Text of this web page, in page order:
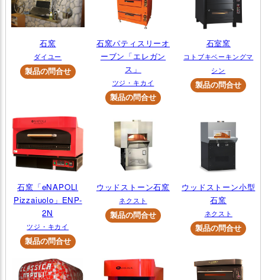
石窯
ダイユー
石窯パティスリーオ
ーブン「エレガン
ス」
ツジ・キカイ
石室窯
コトブキベーキングマ
シン
石窯「eNAPOLI
Pizzaiuolo」ENP-
2N
ツジ・キカイ
ウッドストーン石窯
ネクスト
ウッドストーン小型
石窯
ネクスト